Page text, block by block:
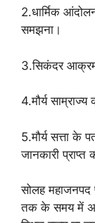
2.धार्मिक
समझना।
3.सिकंदर
4.मौर्य
5.मौर्य सत्ता के
जानकारी
सोलह महाजनपद
तक के समय में